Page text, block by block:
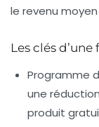
le revenu
Les clés
Programme
une
produit